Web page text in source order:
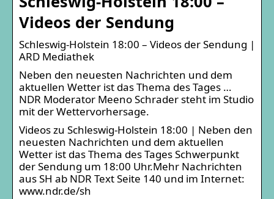
Videos der Sendung
Schleswig-Holstein 18:00 – Videos der Sendung |
ARD Mediathek
Neben den neuesten Nachrichten und dem
aktuellen Wetter ist das Thema des Tages …
NDR Moderator Meeno Schrader steht im Studio
mit der Wettervorhersage.
Videos zu Schleswig-Holstein 18:00 | Neben den
neuesten Nachrichten und dem aktuellen
Wetter ist das Thema des Tages Schwerpunkt
der Sendung um 18:00 Uhr.Mehr Nachrichten
aus SH ab NDR Text Seite 140 und im Internet:
www.ndr.de/sh